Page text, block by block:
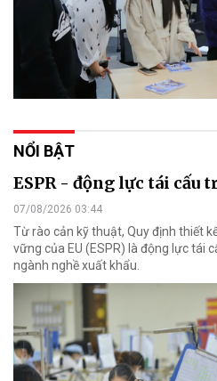
NỔI BẬT
ESPR - động lực tái cấu
07/08/2026 03:44
Từ rào cản kỹ thuật, Quy định thiết
vững của EU (ESPR) là động lực tái
ngành nghề xuất khẩu.